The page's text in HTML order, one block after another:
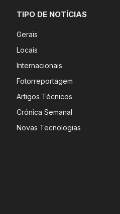
TIPO DE NOTÍCIAS
Gerais
Locais
Internacionais
Fotorreportagem
Artigos Técnicos
Crónica Semanal
Novas Tecnologias